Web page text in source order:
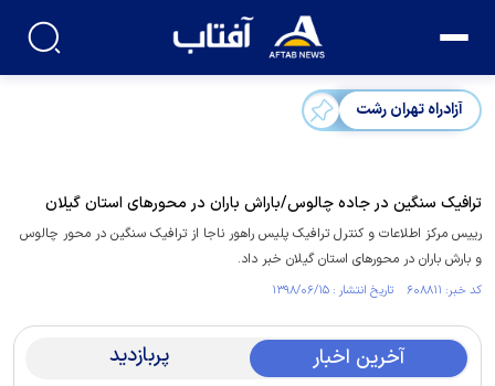
آزادراه تهران رشت
ترافیک سنگین در جاده چالوس/باراش باران در محورهای استان گیلان
رییس مرکز اطلاعات و کنترل ترافیک پلیس راهور ناجا از ترافیک سنگین در محور چالوس
و بارش باران در محورهای استان گیلان خبر داد.
کد خبر: ۶۰۸۸۱۱ تاریخ انتشار : ۱۳۹۸/۰۶/۱۵
آخرین اخبار پربازدید